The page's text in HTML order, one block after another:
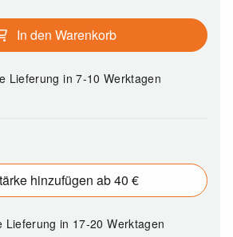
In den Warenkorb
Lieferungin 7-10 Werktagen
hinzufügen ab 40 €
Lieferungin 17-20 Werktagen